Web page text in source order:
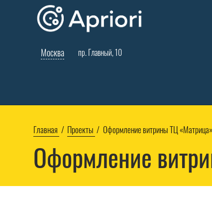
Москва пр. Главный, 10
Главная Проекты Оформление витрины ТЦ «Матрица»
Оформление